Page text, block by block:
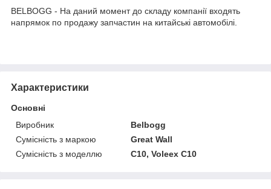
BELBOGG - На даний момент до складу компанії входять
напрямок по продажу запчастин на китайські автомобілі.
Характеристики
Основні
Виробник
Belbogg
Сумісність з маркою
Great Wall
Сумісність з моделлю
C10, Voleex C10